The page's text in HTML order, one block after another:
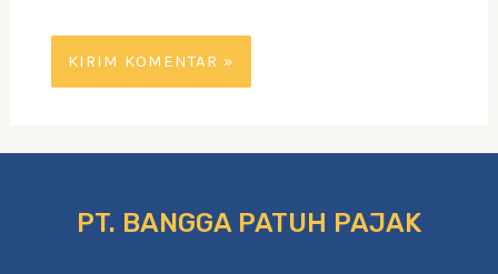
PT. BANGGA PATUH PAJAK